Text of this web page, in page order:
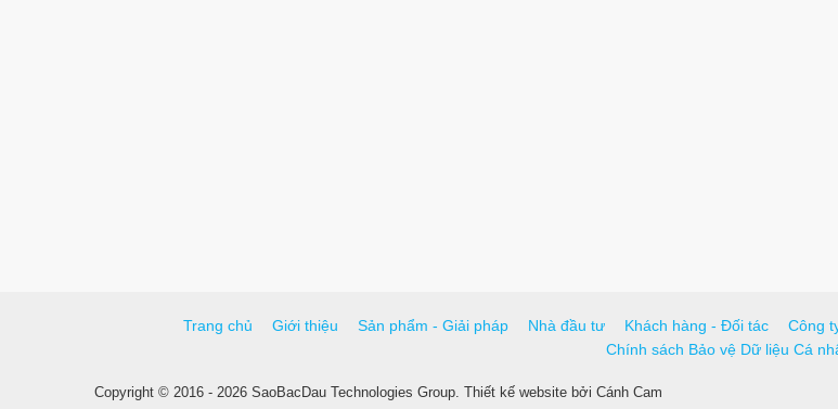
Trang chủ Giới thiệu Sản phẩm - Giải pháp Nhà đầu tư Khách hàng - Đối tác Công
Chính sách Bảo vệ Dữ liệu Cá
Copyright © 2016 - 2026 SaoBacDau Technologies Group. Thiết kế website bởi Cánh Cam